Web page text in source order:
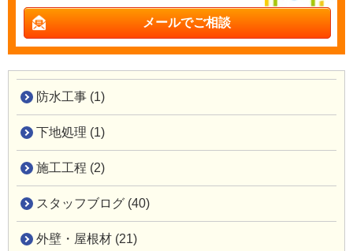
メールでご相談
防水工事 (1)
下地処理 (1)
施工工程 (2)
スタッフブログ (40)
外壁・屋根材 (21)